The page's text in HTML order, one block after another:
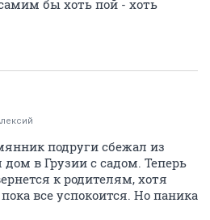
бы хоть пой - хоть
подруги сбежал из
в Грузии с садом. Теперь
к родителям, хотя
все успокоится. Но паника